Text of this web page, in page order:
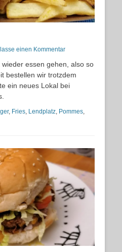
einen Kommentar
essen gehen, also so
bestellen wir trotzdem
ein neues Lokal bei
, Fries, Lendplatz, Pommes,